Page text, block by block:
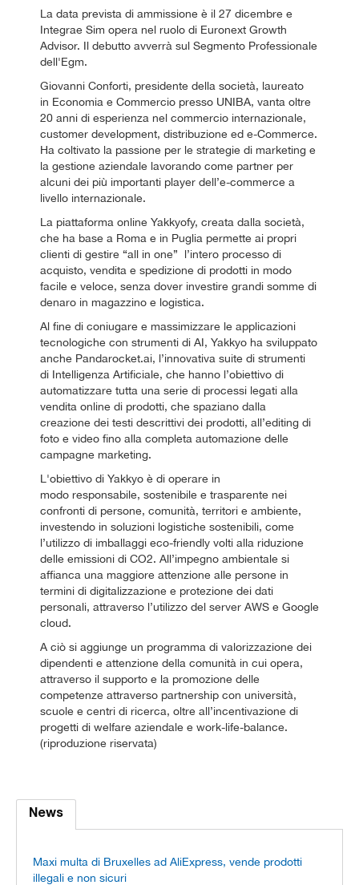
La data prevista di ammissione è il 27 dicembre e
Integrae Sim opera nel ruolo di Euronext Growth
Advisor. Il debutto avverrà sul Segmento Professionale
dell'Egm.
Giovanni Conforti, presidente della società, laureato
in Economia e Commercio presso UNIBA, vanta oltre
20 anni di esperienza nel commercio internazionale,
customer development, distribuzione ed e-Commerce.
Ha coltivato la passione per le strategie di marketing e
la gestione aziendale lavorando come partner per
alcuni dei più importanti player dell’e-commerce a
livello internazionale.
La piattaforma online Yakkyofy, creata dalla società,
che ha base a Roma e in Puglia permette ai propri
clienti di gestire “all in one” l’intero processo di
acquisto, vendita e spedizione di prodotti in modo
facile e veloce, senza dover investire grandi somme di
denaro in magazzino e logistica.
Al fine di coniugare e massimizzare le applicazioni
tecnologiche con strumenti di AI, Yakkyo ha sviluppato
anche Pandarocket.ai, l’innovativa suite di strumenti
di Intelligenza Artificiale, che hanno l’obiettivo di
automatizzare tutta una serie di processi legati alla
vendita online di prodotti, che spaziano dalla
creazione dei testi descrittivi dei prodotti, all’editing di
foto e video fino alla completa automazione delle
campagne marketing.
L'obiettivo di Yakkyo è di operare in
modo responsabile, sostenibile e trasparente nei
confronti di persone, comunità, territori e ambiente,
investendo in soluzioni logistiche sostenibili, come
l’utilizzo di imballaggi eco-friendly volti alla riduzione
delle emissioni di CO2. All’impegno ambientale si
affianca una maggiore attenzione alle persone in
termini di digitalizzazione e protezione dei dati
personali, attraverso l’utilizzo del server AWS e Google
cloud.
A ciò si aggiunge un programma di valorizzazione dei
dipendenti e attenzione della comunità in cui opera,
attraverso il supporto e la promozione delle
competenze attraverso partnership con università,
scuole e centri di ricerca, oltre all’incentivazione di
progetti di welfare aziendale e work-life-balance.
(riproduzione riservata)
News
Maxi multa di Bruxelles ad AliExpress, vende prodotti
illegali e non sicuri